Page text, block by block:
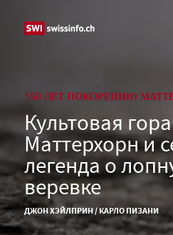
Наследие Маттерхорна
150 ЛЕТ ПОКОРЕНИЮ
Культовая гора
Маттерхорн и
легенда о
веревке
ДЖОН ХЭЙЛПРИН / КАРЛО ПИЗАНИ
Один неверный шаг
В поисках истины
Сложное наследие
Дополнительные
Добраться до